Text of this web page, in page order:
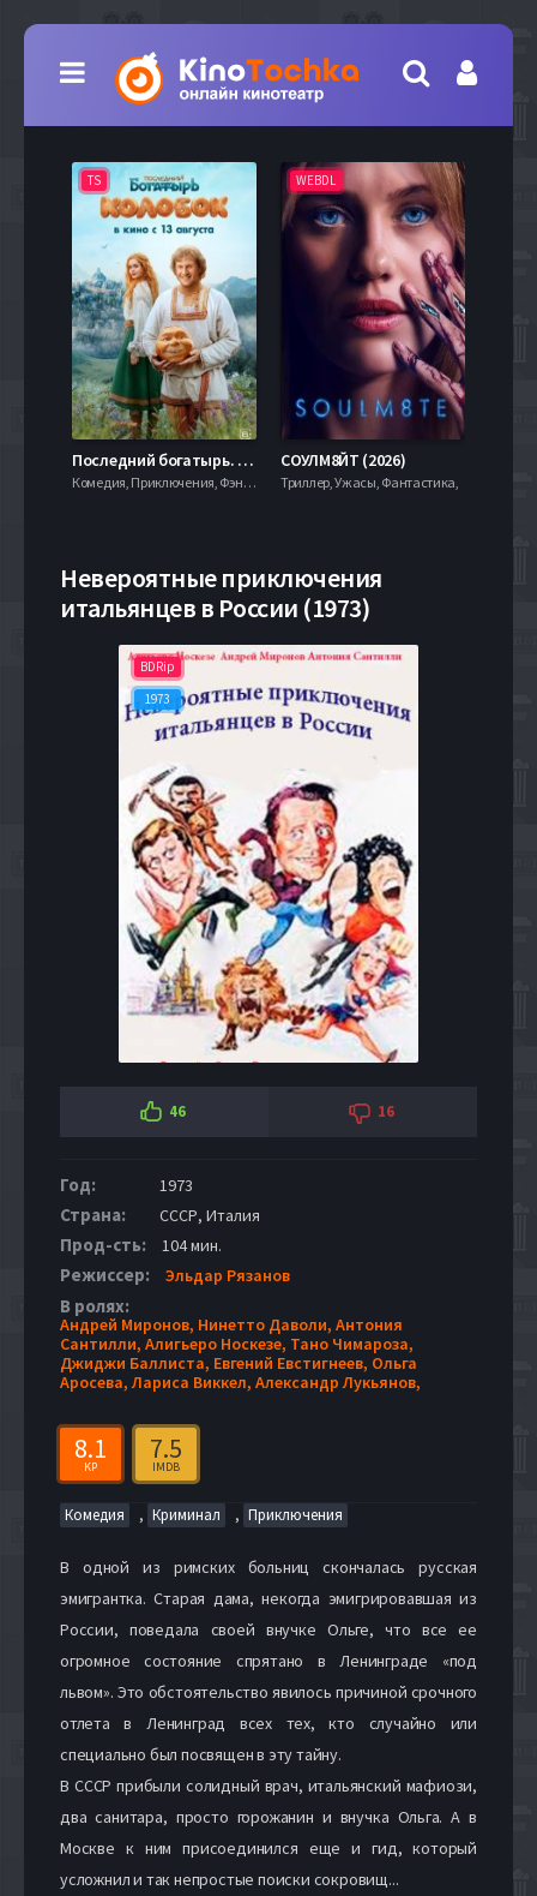
TS
Последний богатырь. Колобок (2026)
Комедия, Приключения, Фэнтези,
WEBDL
СОУЛМ8ЙТ (2026)
Триллер, Ужасы, Фантастика,
Невероятные приключения
итальянцев в России (1973)
BDRip
1973
46 16
Год: 1973
Страна: СССР, Италия
Прод-сть: 104 мин.
Режиссер: Эльдар Рязанов
В ролях:
Андрей Миронов, Нинетто Даволи, Антония
Сантилли, Алигьеро Носкезе, Тано Чимароза,
Джиджи Баллиста, Евгений Евстигнеев, Ольга
Аросева,Лариса Виккел, Александр Лукьянов,
8.1
KP
7.5
IMDB
Комедия , Криминал , Приключения
В одной из римских больниц скончалась русская
эмигрантка. Старая дама, некогда эмигрировавшая из
России, поведала своей внучке Ольге, что все ее
огромное состояние спрятано в Ленинграде «под
львом». Это обстоятельство явилось причиной срочного
отлета в Ленинград всех тех, кто случайно или
специально был посвящен в эту тайну.
В СССР прибыли солидный врач, итальянский мафиози,
два санитара, просто горожанин и внучка Ольга. А в
Москве к ним присоединился еще и гид, который
усложнил и так непростые поиски сокровищ...